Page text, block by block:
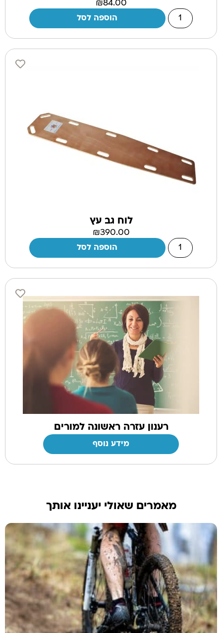
₪84.00
הוספה לסל
לוח גב עץ
₪390.00
הוספה לסל
רענון עזרה ראשונה למורים
מידע נוסף
מאמרים שאולי יעניינו אותך